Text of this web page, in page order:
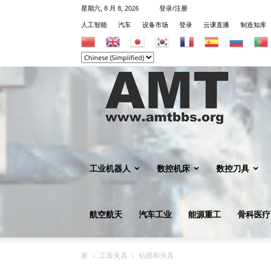
星期六, 8 月 8, 2026
登录/注册
人工智能
汽车 设备市场 登录 云课直播 制造知库
机
知
工业机器人 数控机床 数控刀具
航空航天 汽车工业 能源重工 骨科医疗
家 工装夹具 钻模和夹具